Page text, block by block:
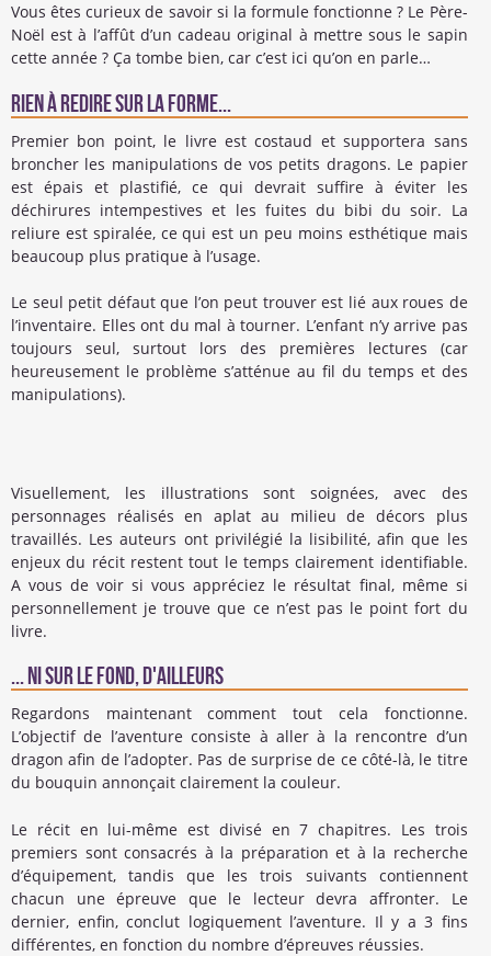
Vous êtes curieux de savoir si la formule fonctionne ? Le Père-
Noël est à l’affût d’un cadeau original à mettre sous le sapin
cette année ? Ça tombe bien, car c’est ici qu’on en parle…
Rien à redire sur la forme...
Premier bon point, le livre est costaud et supportera sans
broncher les manipulations de vos petits dragons. Le papier
est épais et plastifié, ce qui devrait suffire à éviter les
déchirures intempestives et les fuites du bibi du soir. La
reliure est spiralée, ce qui est un peu moins esthétique mais
beaucoup plus pratique à l’usage.
Le seul petit défaut que l’on peut trouver est lié aux roues de
l’inventaire. Elles ont du mal à tourner. L’enfant n’y arrive pas
toujours seul, surtout lors des premières lectures (car
heureusement le problème s’atténue au fil du temps et des
manipulations).
Visuellement, les illustrations sont soignées, avec des
personnages réalisés en aplat au milieu de décors plus
travaillés. Les auteurs ont privilégié la lisibilité, afin que les
enjeux du récit restent tout le temps clairement identifiable.
A vous de voir si vous appréciez le résultat final, même si
personnellement je trouve que ce n’est pas le point fort du
livre.
... Ni sur le fond, d'ailleurs
Regardons maintenant comment tout cela fonctionne.
L’objectif de l’aventure consiste à aller à la rencontre d’un
dragon afin de l’adopter. Pas de surprise de ce côté-là, le titre
du bouquin annonçait clairement la couleur.
Le récit en lui-même est divisé en 7 chapitres. Les trois
premiers sont consacrés à la préparation et à la recherche
d’équipement, tandis que les trois suivants contiennent
chacun une épreuve que le lecteur devra affronter. Le
dernier, enfin, conclut logiquement l’aventure. Il y a 3 fins
différentes, en fonction du nombre d’épreuves réussies.